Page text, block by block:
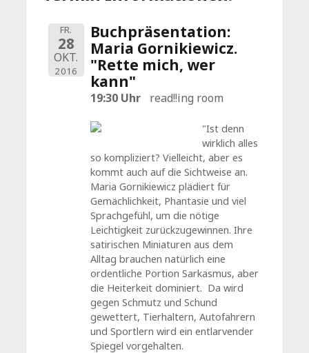
FR.
28
OKT.
2016
Buchpräsentation:
Maria Gornikiewicz.
"Rette mich, wer
kann"
19:30 Uhr read!!ing room
"Ist denn
wirklich alles
so kompliziert? Vielleicht, aber es
kommt auch auf die Sichtweise an.
Maria Gornikiewicz plädiert für
Gemächlichkeit, Phantasie und viel
Sprachgefühl, um die nötige
Leichtigkeit zurückzugewinnen. Ihre
satirischen Miniaturen aus dem
Alltag brauchen natürlich eine
ordentliche Portion Sarkasmus, aber
die Heiterkeit dominiert. Da wird
gegen Schmutz und Schund
gewettert, Tierhaltern, Autofahrern
und Sportlern wird ein entlarvender
Spiegel vorgehalten.